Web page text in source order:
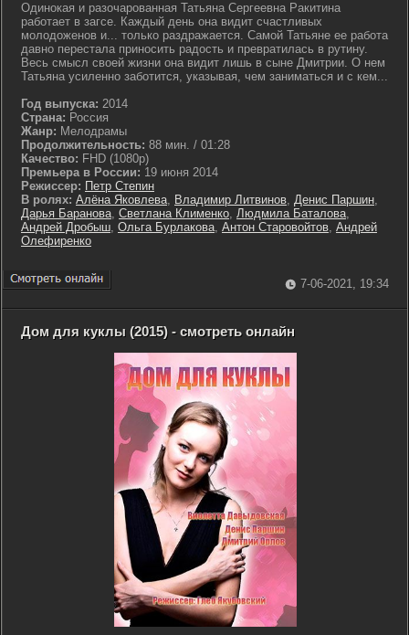
Одинокая и разочарованная Татьяна Сергеевна Ракитина
работает в загсе. Каждый день она видит счастливых
молодоженов и... только раздражается. Самой Татьяне ее работа
давно перестала приносить радость и превратилась в рутину.
Весь смысл своей жизни она видит лишь в сыне Дмитрии. О нем
Татьяна усиленно заботится, указывая, чем заниматься и с кем...
Год выпуска: 2014
Страна: Россия
Жанр: Мелодрамы
Продолжительность: 88 мин. / 01:28
Качество: FHD (1080p)
Премьера в России: 19 июня 2014
Режиссер: Петр Степин
В ролях: Алёна Яковлева, Владимир Литвинов, Денис Паршин,
Дарья Баранова, Светлана Клименко, Людмила Баталова,
Андрей Дробыш, Ольга Бурлакова, Антон Старовойтов, Андрей
Олефиренко
7-06-2021, 19:34
Дом для куклы (2015) - смотреть онлайн